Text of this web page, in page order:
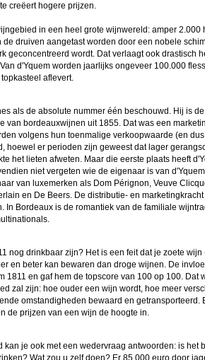
creëert hogere prijzen.
in een heel grote wijnwereld: amper 2.000
druiven aangetast worden door een nobele
geconcentreerd wordt. Dat verlaagt ook drastisch
d'Yquem worden jaarlijks ongeveer 100.000
aflevert.
als de absolute nummer één beschouwd. Hij is
van bordeauxwijnen uit 1855. Dat was een
volgens hun toenmalige verkoopwaarde (en
hoewel er perioden zijn geweest dat lager
het lieten afweten. Maar die eerste plaats heeft
niet vergeten wie de eigenaar is van
van luxemerken als Dom Pérignon, Veuve
en De Beers. De distributie- en
In Bordeaux is de romantiek van de familiale
nog drinkbaar zijn? Het is een feit dat je zoete
en beter kan bewaren dan droge wijnen. De
1811 en gaf hem de topscore van 100 op 100. Dat
zal zijn: hoe ouder een wijn wordt, hoe meer
omstandigheden bewaard en getransporteerd.
de prijzen van een wijn de hoogte in.
kan je ook met een wedervraag antwoorden: is het
Wat zou u zelf doen? Er 85.000 euro door